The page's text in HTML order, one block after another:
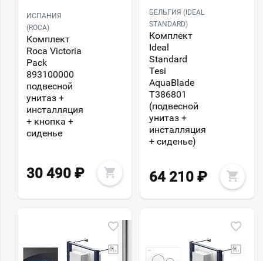
ИСПАНИЯ
(ROCA)
Комплект
Roca Victoria
Pack
893100000
подвесной
унитаз +
инсталляция
+ кнопка +
сиденье
30 490 ₽
БЕЛЬГИЯ (IDEAL
STANDARD)
Комплект
Ideal
Standard
Tesi
AquaBlade
T386801
(подвесной
унитаз +
инсталляция
+ сиденье)
64 210 ₽